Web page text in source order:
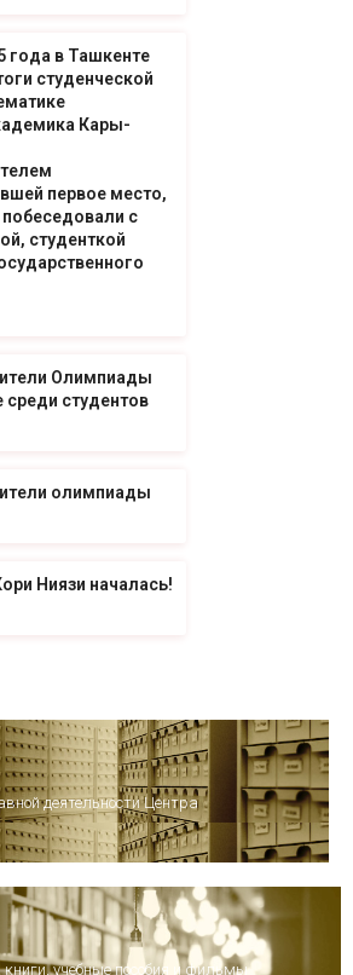
года в Ташкенте
студенческой
Кары-
первое место,
с
студенткой
Олимпиады
среди студентов
олимпиады
Ниязи началась!
деятельности Центра
учебные пособия и фильмы